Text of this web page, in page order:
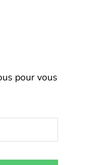
pour vous